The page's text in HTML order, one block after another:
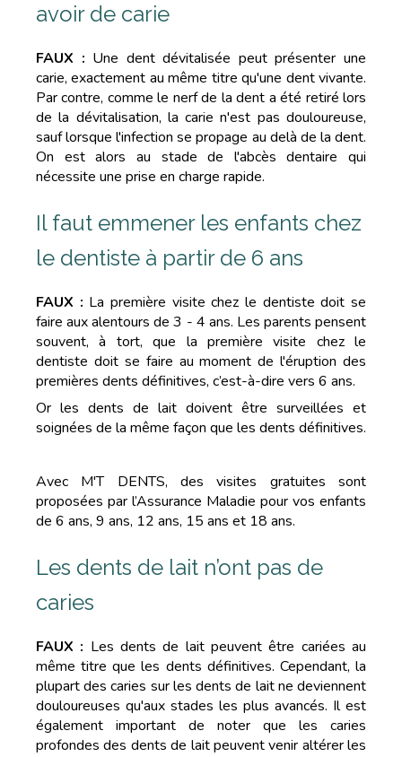
avoir de carie
FAUX : Une dent dévitalisée peut présenter une
carie, exactement au même titre qu'une dent vivante.
Par contre, comme le nerf de la dent a été retiré lors
de la dévitalisation, la carie n'est pas douloureuse,
sauf lorsque l'infection se propage au delà de la dent.
On est alors au stade de l'abcès dentaire qui
nécessite une prise en charge rapide.
Il faut emmener les enfants chez
le dentiste à partir de 6 ans
FAUX : La première visite chez le dentiste doit se
faire aux alentours de 3 - 4 ans. Les parents pensent
souvent, à tort, que la première visite chez le
dentiste doit se faire au moment de l'éruption des
premières dents définitives, c’est-à-dire vers 6 ans.
Or les dents de lait doivent être surveillées et
soignées de la même façon que les dents définitives.
Avec M'T DENTS, des visites gratuites sont
proposées par l’Assurance Maladie pour vos enfants
de 6 ans, 9 ans, 12 ans, 15 ans et 18 ans.
Les dents de lait n’ont pas de
caries
FAUX : Les dents de lait peuvent être cariées au
même titre que les dents définitives. Cependant, la
plupart des caries sur les dents de lait ne deviennent
douloureuses qu'aux stades les plus avancés. Il est
également important de noter que les caries
profondes des dents de lait peuvent venir altérer les